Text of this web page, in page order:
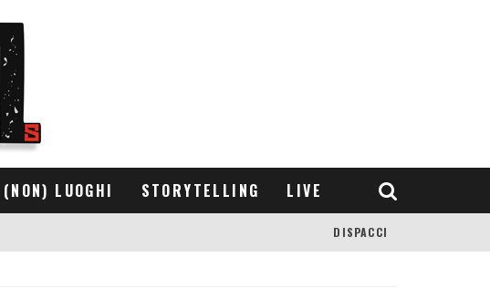
(NON) LUOGHI STORYTELLING LIVE
DISPACCI